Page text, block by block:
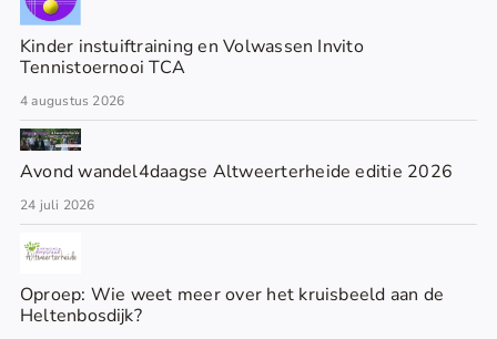
Kinder instuiftraining en Volwassen Invito
Tennistoernooi TCA
4 augustus 2026
Avond wandel4daagse Altweerterheide editie 2026
24 juli 2026
Oproep: Wie weet meer over het kruisbeeld aan de
Heltenbosdijk?